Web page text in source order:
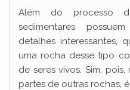
Além do processo
sedimentares
detalhes interessantes,
uma rocha desse tipo
de seres vivos. Sim,
partes de outras rochas,